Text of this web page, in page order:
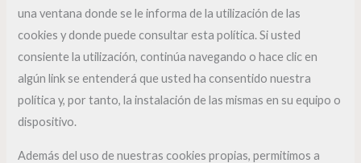
una ventana donde se le informa de la utilización de las
cookies y donde puede consultar esta política. Si usted
consiente la utilización, continúa navegando o hace clic en
algún link se entenderá que usted ha consentido nuestra
política y, por tanto, la instalación de las mismas en su equipo o
dispositivo.
Además del uso de nuestras cookies propias, permitimos a